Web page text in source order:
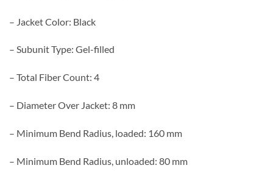
– Jacket Color: Black
– Subunit Type: Gel-filled
– Total Fiber Count: 4
– Diameter Over Jacket: 8 mm
– Minimum Bend Radius, loaded: 160 mm
– Minimum Bend Radius, unloaded: 80 mm